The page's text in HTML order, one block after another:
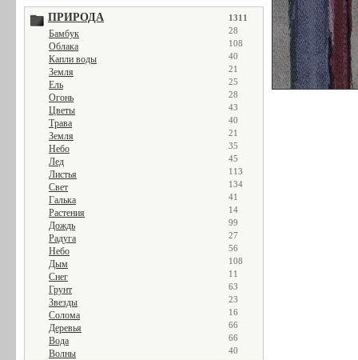
ПРИРОДА 1311
Бамбук 28
Облака 108
Капли воды 40
Земля 21
Ель 25
Огонь 28
Цветы 43
Трава 40
Земля 21
Небо 35
Лед 45
Листья 113
Свет 134
Галька 41
Растения 14
Дождь 99
Радуга 27
Небо 56
Дым 108
Снег 11
Грунт 63
Звезды 23
Солома 16
Деревья 66
Вода 66
Волны 40